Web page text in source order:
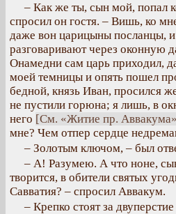
– Как же ты, сын мой, попал
спросил он гостя. – Вишь, ко
даже вон царицыны посланцы,
разговаривают через оконную
Онамедни сам царь приходил,
моей темницы и опять пошел
бедной, князь Иван, просился
не пустили горюна; я лишь, в
него [См. «Житие пр.
мне? Чем отпер сердце
– Золотым ключом, – был
– А! Разумею. А что ноне,
творится, в обители святых
Савватия? – спросил Аввакум.
– Крепко стоят за